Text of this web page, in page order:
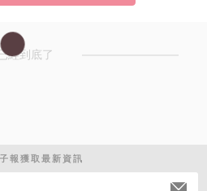
經到底了
報獲取最新資訊